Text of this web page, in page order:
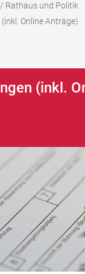
/ Rathaus und Politik
Online Anträge)
(inkl.